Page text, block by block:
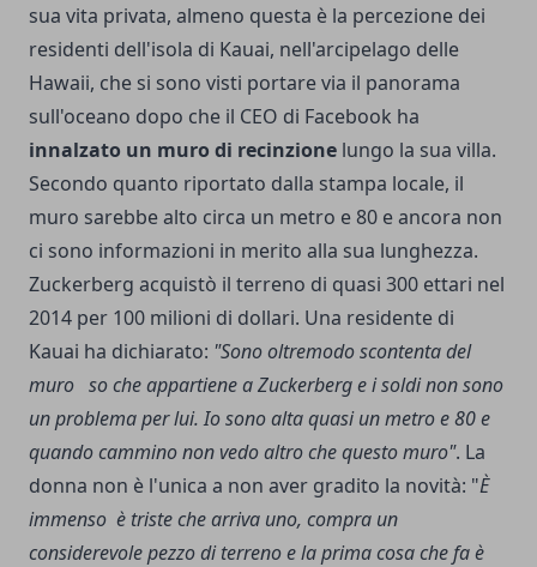
sua vita privata, almeno questa è la percezione dei
residenti dell'isola di Kauai, nell'arcipelago delle
Hawaii, che si sono visti portare via il panorama
sull'oceano dopo che il CEO di Facebook ha
innalzato un muro di recinzione lungo la sua villa.
Secondo quanto riportato dalla stampa locale, il
muro sarebbe alto circa un metro e 80 e ancora non
ci sono informazioni in merito alla sua lunghezza.
Zuckerberg acquistò il terreno di quasi 300 ettari nel
2014 per 100 milioni di dollari. Una residente di
Kauai ha dichiarato: "Sono oltremodo scontenta del
muro so che appartiene a Zuckerberg e i soldi non sono
un problema per lui. Io sono alta quasi un metro e 80 e
quando cammino non vedo altro che questo muro". La
donna non è l'unica a non aver gradito la novità: "È
immenso è triste che arriva uno, compra un
considerevole pezzo di terreno e la prima cosa che fa è